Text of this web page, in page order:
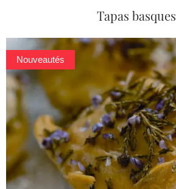
Tapas basques
Nouveautés